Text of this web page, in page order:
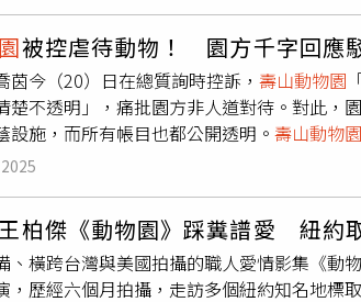
發展處副處長洪國欽指出，暑假正值熱氣
動改期調整行程，整體觀光動能維持穩定。
，墾丁一家星級飯店業者表示，現在平日住
府暑期在恆春半島接續推出墾丁雙層巴士、
此提振恆春半島觀光。
說，園方也有推動立法的聲音，但目前仍希
野生動物園則期望台灣能比照國外有《動物
表示，站在動物保育立場，支持中央立法授
前沒有任何法規可保護展演動物不受不良遊
納入規範保護。民進黨北市議員許淑華則指
內保全責任，勸導對動物不友善遊客，若
先了解動物園需求，盤點違規態樣與管理困
成效良好再討論是否由中央統一規範。
被控虐待動物！ 園方千字回應
茵今（20）日在總質詢時控訴， 壽山動物園
楚不透明」，痛批園方非人道對待。對此，
設施，而所有帳目也都公開透明。 壽山動物園
專業飼育員例行巡檢，確保動物的飲食、飲
應近年來極端氣候，豪大雨及颱風風災頻
時間曝曬艷陽，壽山動物園強調，不同動物
均提供適當之遮蔭。如蘇卡達象龜來自炎熱
龜等其他動物可利用樹蔭、棚架或洞穴避免
柏傑《動物園》踩糞譜愛 紐約
、橫跨台灣與美國拍攝的職人愛情影集《動
，歷經六個月拍攝，走訪多個紐約知名地標